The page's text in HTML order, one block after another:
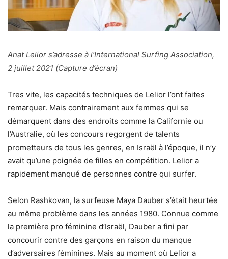
Anat Lelior s’adresse à l’International Surfing Association,
2 juillet 2021 (Capture d’écran)
Tres vite, les capacités techniques de Lelior l’ont faites
remarquer. Mais contrairement aux femmes qui se
démarquent dans des endroits comme la Californie ou
l’Australie, où les concours regorgent de talents
prometteurs de tous les genres, en Israël à l’époque, il n’y
avait qu’une poignée de filles en compétition. Lelior a
rapidement manqué de personnes contre qui surfer.
Selon Rashkovan, la surfeuse Maya Dauber s’était heurtée
au même problème dans les années 1980. Connue comme
la première pro féminine d’Israël, Dauber a fini par
concourir contre des garçons en raison du manque
d’adversaires féminines. Mais au moment où Lelior a